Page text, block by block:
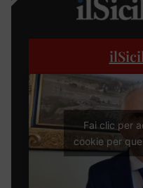
Fai clic per
cookie per